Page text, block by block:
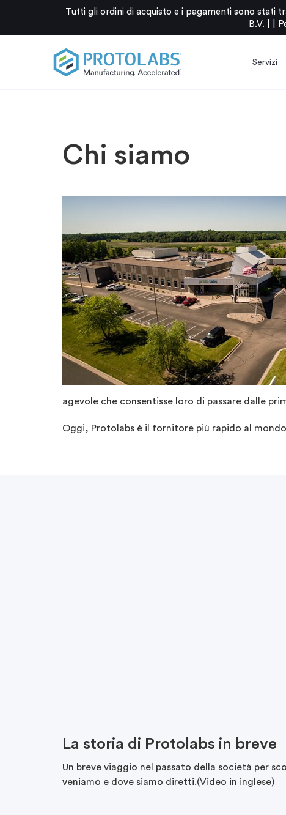
Tutti gli ordini di acquisto e i pagamenti sono stati
B.V. |
Servizi
Chi siamo
agevole che consentisse loro di passare dalle
Oggi, Protolabs è il fornitore più rapido al
La storia di Protolabs in breve
Un breve viaggio nel passato della società per
veniamo e dove siamo diretti.(Video in inglese)